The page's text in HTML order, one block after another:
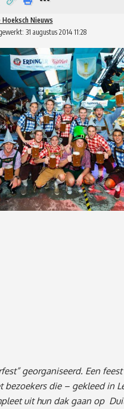
31 augustus 2014 11:28
Hoeksch Nieuws
georganiseerd. Een
bezoekers die – gekleed in
uit hun dak gaan op